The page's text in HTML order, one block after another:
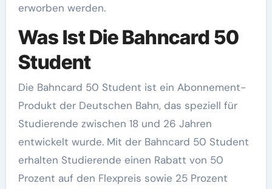
erworben werden.
Was Ist Die Bahncard 50
Student
Die Bahncard 50 Student ist ein Abonnement-
Produkt der Deutschen Bahn, das speziell für
Studierende zwischen 18 und 26 Jahren
entwickelt wurde. Mit der Bahncard 50 Student
erhalten Studierende einen Rabatt von 50
Prozent auf den Flexpreis sowie 25 Prozent